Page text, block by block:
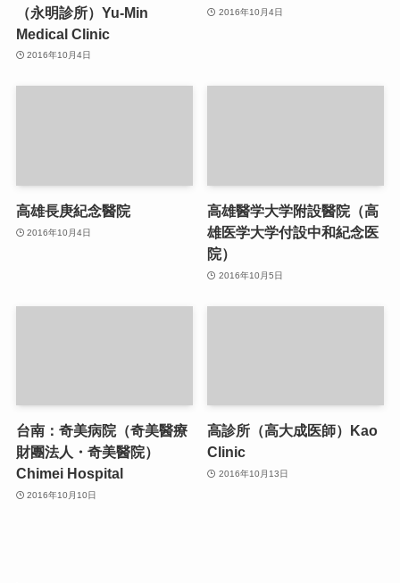
（永明診所）Yu-Min
Medical Clinic
2016年10月4日
2016年10月4日
高雄長庚紀念醫院
2016年10月4日
高雄醫学大学附設醫院（高
雄医学大学付設中和紀念医
院）
2016年10月5日
台南：奇美病院（奇美醫療
財團法人・奇美醫院）
Chimei Hospital
2016年10月10日
高診所（高大成医師）Kao
Clinic
2016年10月13日